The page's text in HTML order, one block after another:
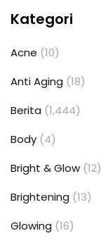
Kategori
Acne (10)
Anti Aging (18)
Berita (1,444)
Body (4)
Bright & Glow (12)
Brightening (13)
Glowing (16)